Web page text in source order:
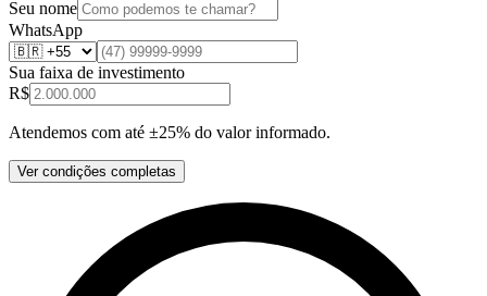
Seu nome
WhatsApp
Sua faixa de investimento
R$
Atendemos com até ±25% do valor informado.
Ver condições completas